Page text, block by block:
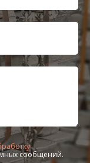
сообщений.